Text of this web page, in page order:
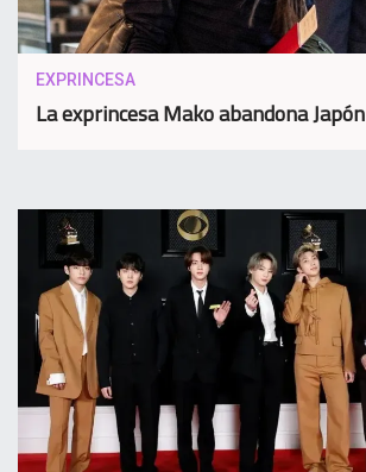
EXPRINCESA
La exprincesa Mako abandona